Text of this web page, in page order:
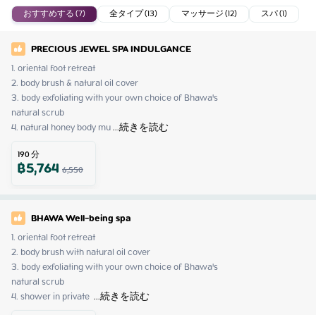
おすすめする (7) 全タイプ (13) マッサージ (12) スパ (1)
PRECIOUS JEWEL SPA INDULGANCE
1. oriental foot retreat
2. body brush & natural oil cover
3. body exfoliating with your own choice of Bhawa's
natural scrub
4. natural honey body mu ...続きを読む
190分
฿5,764 6,550
BHAWA Well-being spa
1. oriental foot retreat
2. body brush with natural oil cover
3. body exfoliating with your own choice of Bhawa's
natural scrub
4. shower in private ...続きを読む